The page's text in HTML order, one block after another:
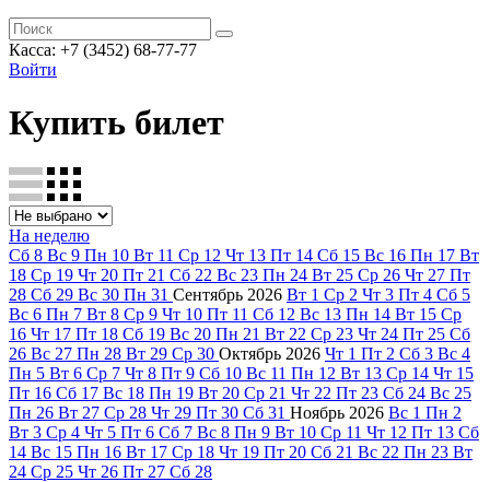
Касса: +7 (3452) 68-77-77
Войти
Купить билет
На неделю
Сб 8 Вс 9 Пн 10 Вт 11 Ср 12 Чт 13 Пт 14 Сб 15 Вс 16 Пн 17 Вт
18 Ср 19 Чт 20 Пт 21 Сб 22 Вс 23 Пн 24 Вт 25 Ср 26 Чт 27 Пт
28 Сб 29 Вс 30 Пн 31 Сентябрь 2026 Вт 1 Ср 2 Чт 3 Пт 4 Сб 5
Вс 6 Пн 7 Вт 8 Ср 9 Чт 10 Пт 11 Сб 12 Вс 13 Пн 14 Вт 15 Ср
16 Чт 17 Пт 18 Сб 19 Вс 20 Пн 21 Вт 22 Ср 23 Чт 24 Пт 25 Сб
26 Вс 27 Пн 28 Вт 29 Ср 30 Октябрь 2026 Чт 1 Пт 2 Сб 3 Вс 4
Пн 5 Вт 6 Ср 7 Чт 8 Пт 9 Сб 10 Вс 11 Пн 12 Вт 13 Ср 14 Чт 15
Пт 16 Сб 17 Вс 18 Пн 19 Вт 20 Ср 21 Чт 22 Пт 23 Сб 24 Вс 25
Пн 26 Вт 27 Ср 28 Чт 29 Пт 30 Сб 31 Ноябрь 2026 Вс 1 Пн 2
Вт 3 Ср 4 Чт 5 Пт 6 Сб 7 Вс 8 Пн 9 Вт 10 Ср 11 Чт 12 Пт 13 Сб
14 Вс 15 Пн 16 Вт 17 Ср 18 Чт 19 Пт 20 Сб 21 Вс 22 Пн 23 Вт
24 Ср 25 Чт 26 Пт 27 Сб 28